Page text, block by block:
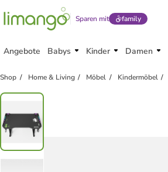
Sparen mit family
Angebote Babys Kinder Damen
Shop Home & Living Möbel Kindermöbel